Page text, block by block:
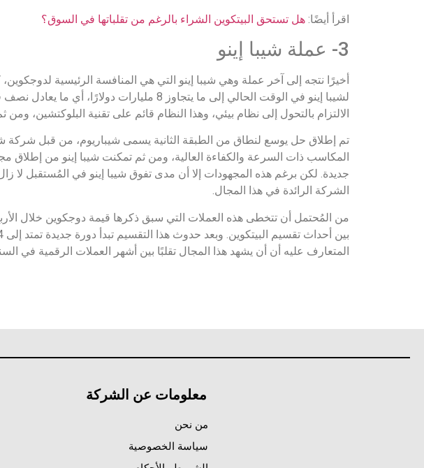
اقرأ أيضًا: هل تستحق البيتكوين الشراء بالرغم من تقلباتها في السوق؟
3- عملة شيبا إينو
أخيرًا نتجه إلى آخر عملة وهي شيبا إينو التي هي المنافسة الرئيسية
لشيبا إينو في الوقت الحالي إلى ما يتجاوز 8
الالتزام بالتحول إلى نظام بيئي، وهذا النظام قائم على تقنية البلوكتشين،
جديدة. لكن برغم هذه المجهودات إلا أن مدى تفوق شيبا إينو في المُستقبل لا
الشركة الرائدة في هذا المجال.
المتعارف عليه أن أن يشهد هذا المجال تقلبًا بين أشهر العملات الرقمية في
معلومات عن الشركة
من نحن
سياسة الخصوصية